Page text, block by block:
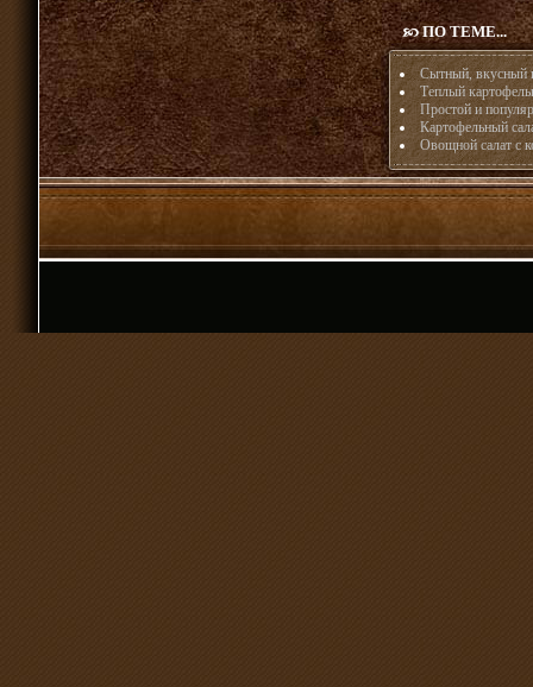
ПО ТЕМЕ...
Сытный, вкусный
Теплый
Простой и
Картофельный
Овощной салат с